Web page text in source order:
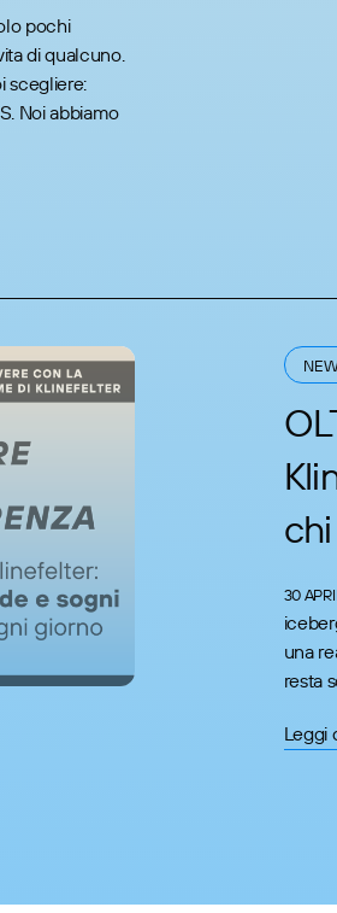
pochi
di qualcuno.
scegliere:
Noi abbiamo
30
una
resta
Leggi